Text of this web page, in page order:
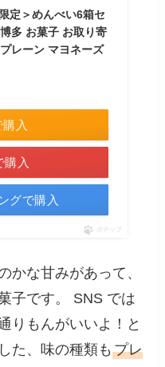
定＞めんべい6箱セ
多 お菓子 お取り寄
レーン マヨネーズ
入
購入
グで購入
ポチップ
かな甘みがあって、
子です。 SNS では
りもんがいいよ！と
た、味の種類もプレ